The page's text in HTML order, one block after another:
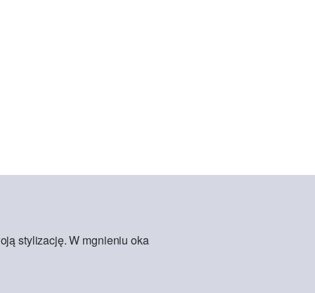
stylizację. W mgnieniu oka